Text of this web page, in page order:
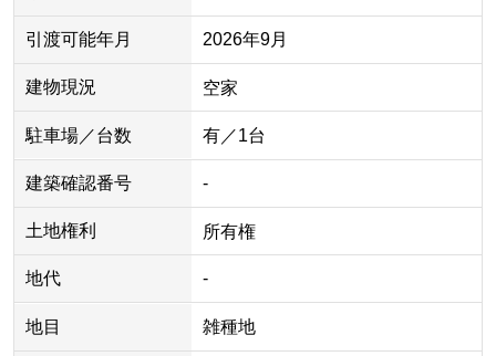
引渡可能年月 2026年9月
建物現況 空家
駐車場／台数 有／1台
建築確認番号 -
土地権利 所有権
地代 -
地目 雑種地